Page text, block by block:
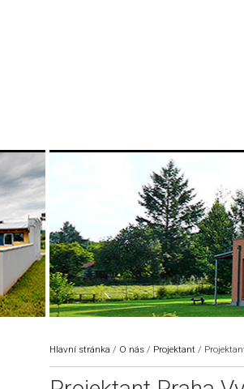
Hlavní stránka / O nás / Projektant /